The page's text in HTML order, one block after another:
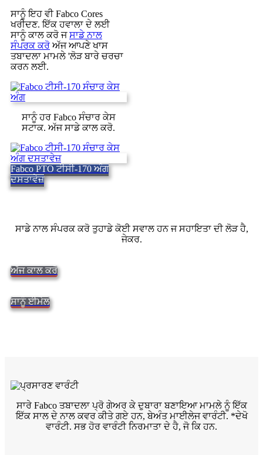
ਸਾਨੂੰ ਇਹ ਵੀ Fabco Cores
ਖਰੀਦਣ. ਇੱਕ ਹਵਾਲਾ ਦੇ ਲਈ
ਸਾਨੂੰ ਕਾਲ ਕਰੋ ਜਸਾਡੇ ਨਾਲ
ਸੰਪਰਕ ਕਰੋ ਅੱਜ ਆਪਣੇ ਖਾਸ
ਤਬਾਦਲਾ ਮਾਮਲੇ 'ਲੋੜ ਬਾਰੇ ਚਰਚਾ
ਕਰਨ ਲਈ.
ਸਾਨੂੰ ਹਰ Fabco ਸੰਚਾਰ ਕੇਸ
ਸਟਾਕ. ਅੱਜ ਸਾਡੇ ਕਾਲ ਕਰੋ.
Fabco PTO ਟੀਸੀ-170 ਅੰਗ
ਦਸਤਾਵੇਜ਼
ਸਾਡੇ ਨਾਲ ਸੰਪਰਕ ਕਰੋ ਤੁਹਾਡੇ ਕੋਈ ਸਵਾਲ ਹਨ ਜ ਸਹਾਇਤਾ ਦੀ ਲੋੜ ਹੈ,
ਜੇਕਰ.
ਅੱਜ ਕਾਲ ਕਰੋ
ਸਾਨੂੰ ਈਮੇਲ
ਸਾਰੇ Fabco ਤਬਾਦਲਾ ਪ੍ਰੋ ਗੇਅਰ ਕੇ ਦੁਬਾਰਾ ਬਣਾਇਆ ਮਾਮਲੇ ਨੂੰ ਇੱਕ
ਇੱਕ ਸਾਲ ਦੇ ਨਾਲ ਕਵਰ ਕੀਤੇ ਗਏ ਹਨ, ਬੇਅੰਤ ਮਾਈਲੇਜ ਵਾਰੰਟੀ. *ਦੇਖੋ
ਵਾਰੰਟੀ. ਸਭ ਹੋਰ ਵਾਰੰਟੀ ਨਿਰਮਾਤਾ ਦੇ ਹੈ, ਜੋ ਕਿ ਹਨ.